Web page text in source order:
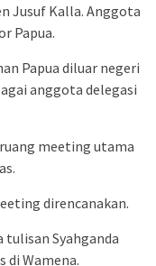
Jusuf Kalla. Anggota
Papua.
Papua diluar negeri
anggota delegasi
meeting utama
direncanakan.
tulisan Syahganda
Wamena.